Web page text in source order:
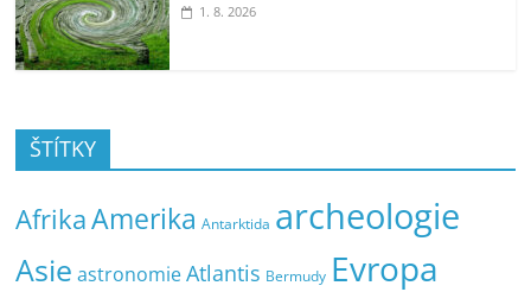
1. 8. 2026
ŠTÍTKY
AfrikaAmerika Antarktida archeologie
Asie astronomie Atlantis Bermudy Evropa